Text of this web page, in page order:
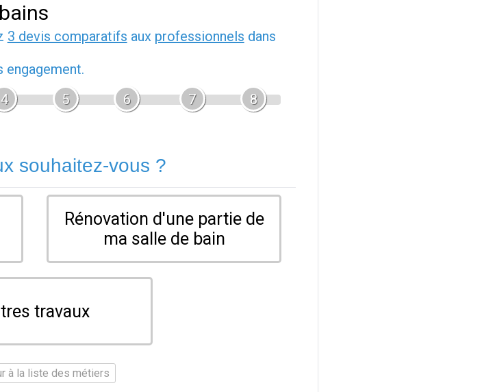
3 devis comparatifs aux professionnels dans
engagement.
4 5 6 7 8
souhaitez-vous ?
Rénovation d'une partie de
ma salle de bain
travaux
à la liste des métiers